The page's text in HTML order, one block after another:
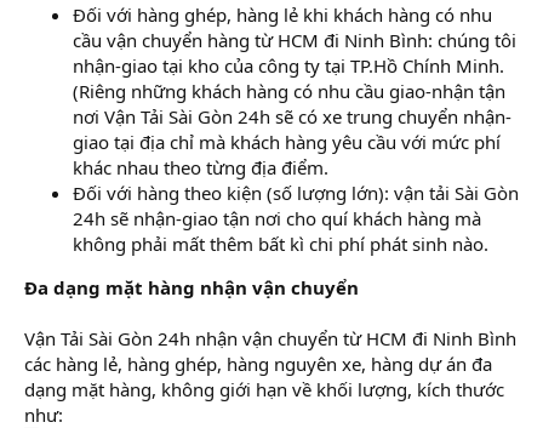
Đối với hàng ghép, hàng lẻ khi khách hàng có nhu
cầu vận chuyển hàng từ HCM đi Ninh Bình: chúng tôi
nhận-giao tại kho của công ty tại TP.Hồ Chính Minh.
(Riêng những khách hàng có nhu cầu giao-nhận tận
nơi Vận Tải Sài Gòn 24h sẽ có xe trung chuyển nhận-
giao tại địa chỉ mà khách hàng yêu cầu với mức phí
khác nhau theo từng địa điểm.
Đối với hàng theo kiện (số lượng lớn): vận tải Sài Gòn
24h sẽ nhận-giao tận nơi cho quí khách hàng mà
không phải mất thêm bất kì chi phí phát sinh nào.
Đa dạng mặt hàng nhận vận chuyển
Vận Tải Sài Gòn 24h nhận vận chuyển từ HCM đi Ninh Bình
các hàng lẻ, hàng ghép, hàng nguyên xe, hàng dự án đa
dạng mặt hàng, không giới hạn về khối lượng, kích thước
như: